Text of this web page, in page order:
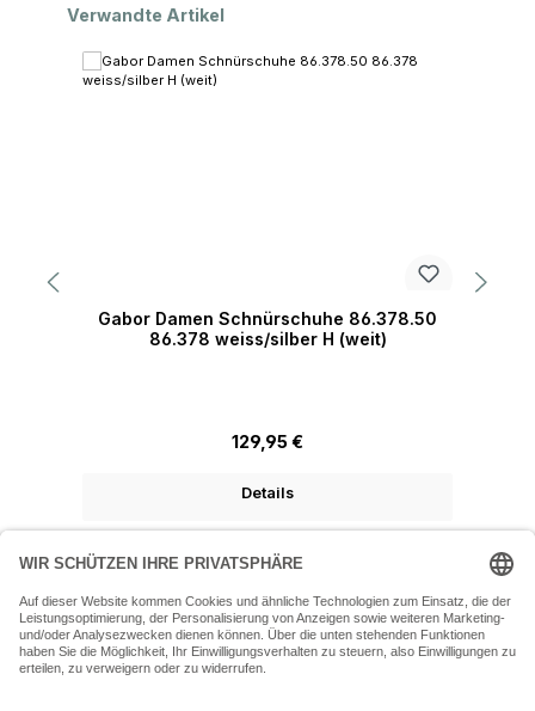
Produktgalerie überspringen
Verwandte Artikel
Gabor Damen Schnürschuhe 86.378.50
86.378 weiss/silber H (weit)
Regulärer Preis:
129,95 €
Details
07243 54050 (Mo-Fr: 9.30 - 18:30 Uhr Sa: 9:30 - 16 Uhr)
SERVICE-HOTLINE